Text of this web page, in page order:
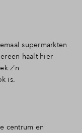
supermarkten
haalt hier
z’n
is.
centrum en